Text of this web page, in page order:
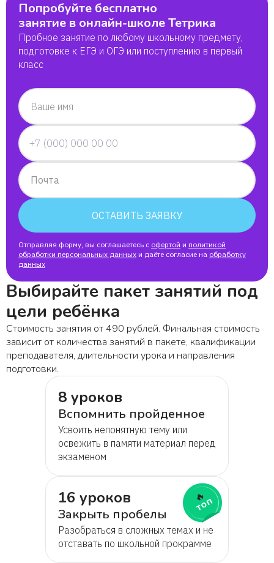
Попробуйте бесплатно
занятие в онлайн-школе Тетрика
Пробное занятие по любому школьному предмету,
подготовке к ЕГЭ и ОГЭ или поступлению в первый
класс
Ваше имя
Почта
ОСТАВИТЬ ЗАЯВКУ
Отправляя форму, вы соглашаетесь с офертой и политикой
обработки персональных данных и даёте согласие на обработку
данных
Выбирайте пакет занятий под
цели ребёнка
Стоимость занятия от 490 рублей. Финальная стоимость
зависит от количества занятий в пакете, квалификации
преподавателя, длительности урока и направления
подготовки.
8 уроков
Вспомнить пройденное
Усвоить непонятную тему или
освежить в памяти материал перед
экзаменом
16 уроков
Закрыть пробелы
Разобраться в сложных темах и не
отставать по школьной прокрамме
🔥
топ